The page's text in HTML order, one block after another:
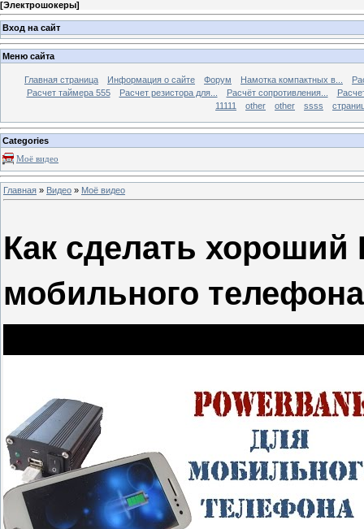
[Электрошокеры]
Вход на сайт
Меню сайта
Главная страница Информация о сайте Форум Намотка компактных в...
Расчет таймера 555
Расчет резистора для... Расчёт сопротивления...
11111
other other ssss
Categories
Моё видео
Главная » Видео » Моё видео
Как сделать хороший
мобильного телефона